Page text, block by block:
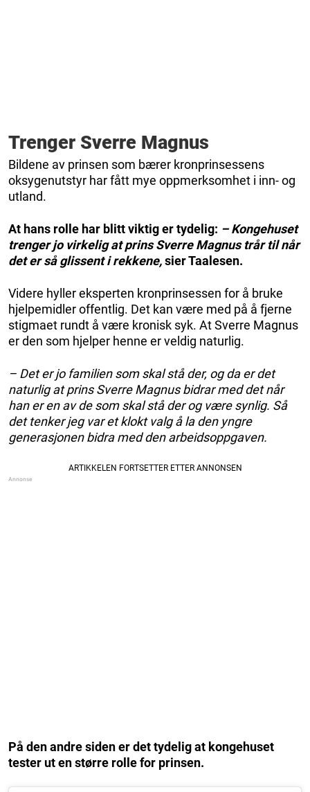
Trenger Sverre Magnus
Bildene av prinsen som bærer kronprinsessens
oksygenutstyr har fått mye oppmerksomhet i inn- og
utland.
At hans rolle har blitt viktig er tydelig: – Kongehuset
trenger jo virkelig at prins Sverre Magnus trår til når
det er så glissent i rekkene,sier Taalesen.
Videre hyller eksperten kronprinsessen for å bruke
hjelpemidler offentlig. Det kan være med på å fjerne
stigmaet rundt å være kronisk syk. At Sverre Magnus
er den som hjelper henne er veldig naturlig.
– Det er jo familien som skal stå der, og da er det
naturlig at prins Sverre Magnus bidrar med det når
han er en av de som skal stå der og være synlig. Så
det tenker jeg var et klokt valg å la den yngre
generasjonen bidra med den arbeidsoppgaven.
På den andre siden er det tydelig at kongehuset
tester ut en større rolle for prinsen.